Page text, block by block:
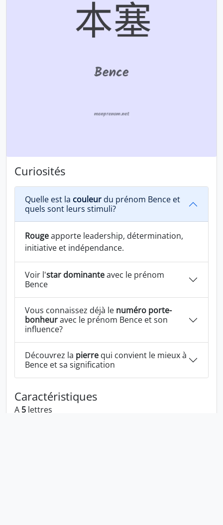
Curiosités
Quelle est la couleur du prénom Bence et
quels sont leurs stimuli?
Rougeapporte leadership, détermination,
initiative et indépendance.
Voir l'star dominanteavec le prénom
Bence
Vous connaissez déjà le numéro porte-
bonheuravec le prénom Bence et son
influence?
Découvrez la pierre qui convient le mieux à
Bence et sa signification
Caractéristiques
A 5 lettres